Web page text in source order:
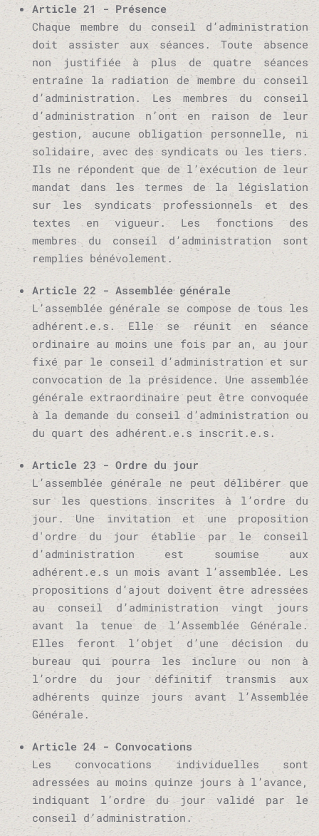
Article 21 - Présence
Chaque membre du conseil d’administration
doit assister aux séances. Toute absence
non justifiée à plus de quatre séances
entraîne la radiation de membre du conseil
d’administration. Les membres du conseil
d’administration n’ont en raison de leur
gestion, aucune obligation personnelle, ni
solidaire, avec des syndicats ou les tiers.
Ils ne répondent que de l’exécution de leur
mandat dans les termes de la législation
sur les syndicats professionnels et des
textes en vigueur. Les fonctions des
membres du conseil d’administration sont
remplies bénévolement.
Article 22 - Assemblée générale
L’assemblée générale se compose de tous les
adhérent.e.s. Elle se réunit en séance
ordinaire au moins une fois par an, au jour
fixé par le conseil d’administration et sur
convocation de la présidence. Une assemblée
générale extraordinaire peut être convoquée
à la demande du conseil d’administration ou
du quart des adhérent.e.s inscrit.e.s.
Article 23 - Ordre du jour
L’assemblée générale ne peut délibérer que
sur les questions inscrites à l’ordre du
jour. Une invitation et une proposition
d'ordre du jour établie par le conseil
d’administration est soumise aux
adhérent.e.s un mois avant l’assemblée. Les
propositions d’ajout doivent être adressées
au conseil d’administration vingt jours
avant la tenue de l’Assemblée Générale.
Elles feront l’objet d’une décision du
bureau qui pourra les inclure ou non à
l’ordre du jour définitif transmis aux
adhérents quinze jours avant l’Assemblée
Générale.
Article 24 - Convocations
Les convocations individuelles sont
adressées au moins quinze jours à l’avance,
indiquant l’ordre du jour validé par le
conseil d’administration.